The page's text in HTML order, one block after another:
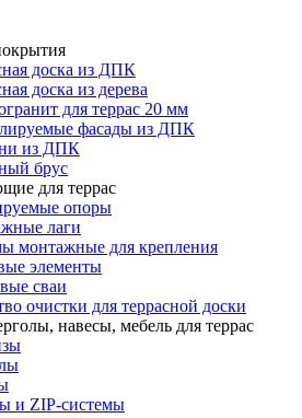
доска из ДПК
доска из дерева
для террас 20 мм
фасады из ДПК
из ДПК
брус
для террас
опоры
лаги
монтажные для крепления
элементы
сваи
очистки для террасной доски
навесы, мебель для террас
и ZIP-системы